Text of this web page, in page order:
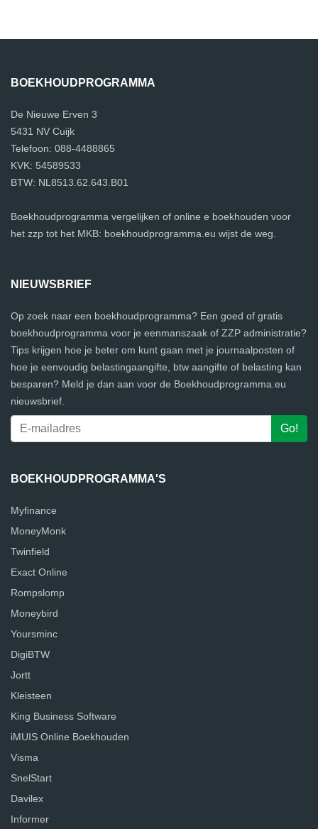
BOEKHOUDPROGRAMMA
De Nieuwe Erven 3
5431 NV Cuijk
Telefoon: 088-4488865
KVK: 54589533
BTW: NL8513.62.643.B01
Boekhoudprogramma vergelijken of online e boekhouden voor
het zzp tot het MKB: boekhoudprogramma.eu wijst de weg.
NIEUWSBRIEF
Op zoek naar een boekhoudprogramma? Een goed of gratis
boekhoudprogramma voor je eenmanszaak of ZZP administratie?
Tips krijgen hoe je beter om kunt gaan met je journaalposten of
hoe je eenvoudig belastingaangifte, btw aangifte of belasting kan
besparen? Meld je dan aan voor de Boekhoudprogramma.eu
nieuwsbrief.
BOEKHOUDPROGRAMMA'S
Myfinance
MoneyMonk
Twinfield
Exact Online
Rompslomp
Moneybird
Yoursminc
DigiBTW
Jortt
Kleisteen
King Business Software
iMUIS Online Boekhouden
Visma
SnelStart
Davilex
Informer